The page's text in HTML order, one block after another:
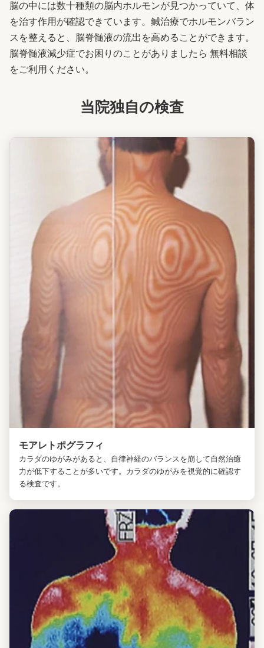
脳の中には数十種類の脳内ホルモンが見つかっていて、体
を治す作用が確認できています。鍼治療でホルモンバラン
スを整えると、脳脊髄液の流出を高めることができます。
脳脊髄液減少症でお困りのことがありましたら 無料相談
をご利用ください。
当院独自の検査
モアレトポグラフィ
カラダのゆがみがあると、自律神経のバランスを崩して自然治癒
力が低下することが多いです。カラダのゆがみを視覚的に確認す
る検査です。